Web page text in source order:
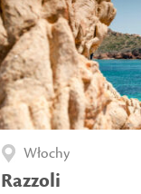
Włochy
Razzoli